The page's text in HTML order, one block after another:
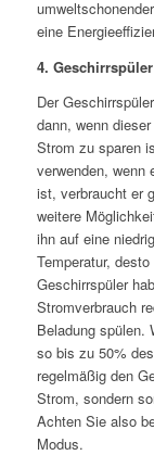
eine
4. Geschirrspüler
Der
dann, wenn
Strom zu sparen
verwenden, wenn
ist, verbraucht er
weitere
ihn auf eine
Temperatur,
Geschirrspüler
Stromverbrauch
Beladung spülen.
so bis zu 50%
regelmäßig den
Strom, sondern
Achten Sie also
Modus.